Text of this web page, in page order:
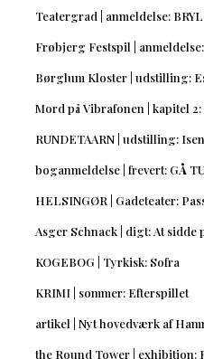
Teatergrad | anmeldelse:
Frøbjerg Festspil |
Børglum Kloster | udstilling:
Mord på Vibrafonen | kapitel
RUNDETAARN | udstilling:
boganmeldelse | frevert: GÅ
HELSINGØR | Gadeteater:
Asger Schnack | digt: At sidde
KOGEBOG | Tyrkisk: Sofra
KRIMI | sommer: Efterspillet
artikel | Nyt hovedværk af
the Round Tower | exhibition: